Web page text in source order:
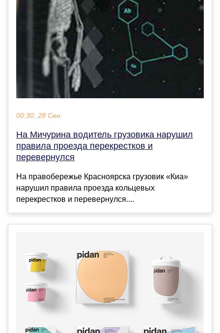
00:30, 28 Сен
На Мичурина водитель грузовика нарушил
правила проезда перекрестков и
перевернулся
На правобережье Красноярска грузовик «Киа»
нарушил правила проезда кольцевых
перекрестков и перевернулся....